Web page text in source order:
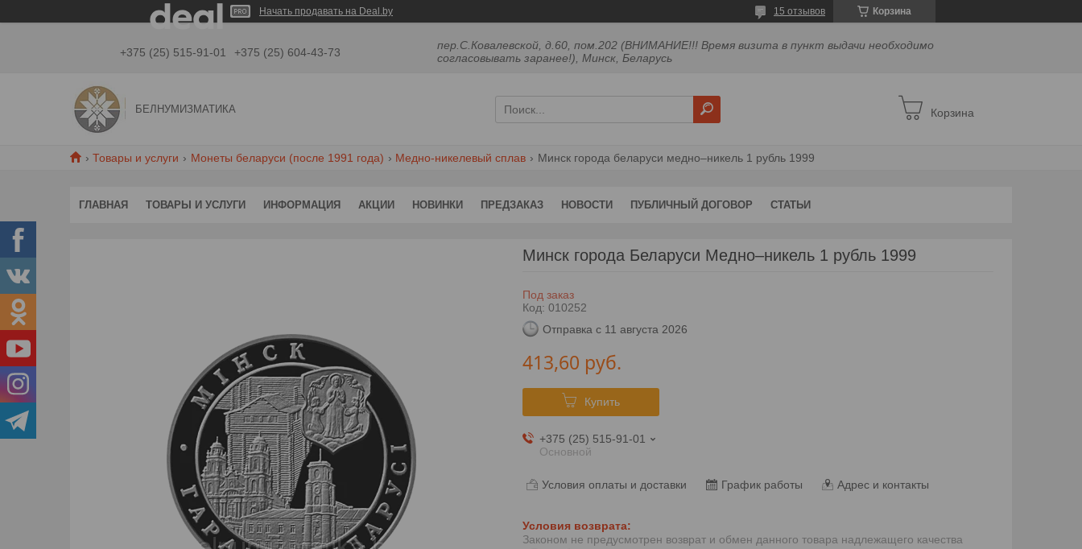
Начать продавать на Deal.by Корзина
15 отзывов
+375 (25) 515-91-01 +375 (25) 604-43-73
пер.С.Ковалевской, д.60, пом.202 (ВНИМАНИЕ!!! Время визита в пункт выдачи необходимо
согласовывать заранее!), Минск, Беларусь
БЕЛНУМИЗМАТИКА Корзина
Товары и услуги Монеты беларуси (после 1991 года) Медно-никелевый сплав Минск города беларуси медно–никель 1 рубль 1999
ГЛАВНАЯ ТОВАРЫ И УСЛУГИ ИНФОРМАЦИЯ АКЦИИ НОВИНКИ ПРЕДЗАКАЗ НОВОСТИ ПУБЛИЧНЫЙ ДОГОВОР СТАТЬИ
Минск города Беларуси Медно–никель 1 рубль 1999
Под заказ
Код: 010252
Отправка с 11 августа 2026
413,60 руб.
Купить
+375 (25) 515-91-01
Основной
Условия оплаты и доставки График работы Адрес и контакты
Законом не предусмотрен возврат и обмен данного товара надлежащего качества